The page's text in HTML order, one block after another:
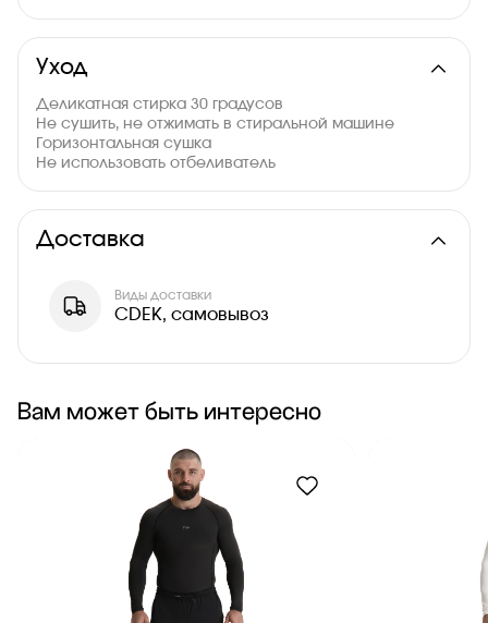
Уход
Деликатная стирка 30 градусов
Не сушить, не отжимать в стиральной машине
Горизонтальная сушка
Не использовать отбеливатель
Доставка
Виды доставки
CDEK, самовывоз
Вам может быть интересно